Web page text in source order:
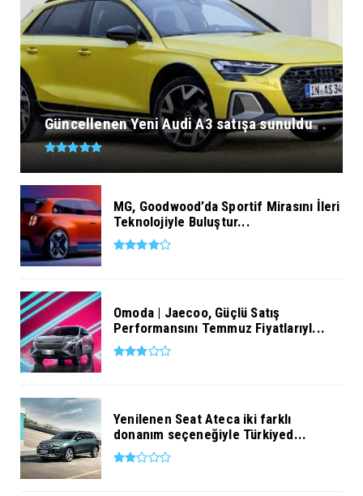
Güncellenen Yeni Audi A3 satışa sunuldu
MG, Goodwood’da Sportif Mirasını İleri
Teknolojiyle Buluştur...
Omoda | Jaecoo, Güçlü Satış
Performansını Temmuz Fiyatlarıyl...
Yenilenen Seat Ateca iki farklı
donanım seçeneğiyle Türkiyed...